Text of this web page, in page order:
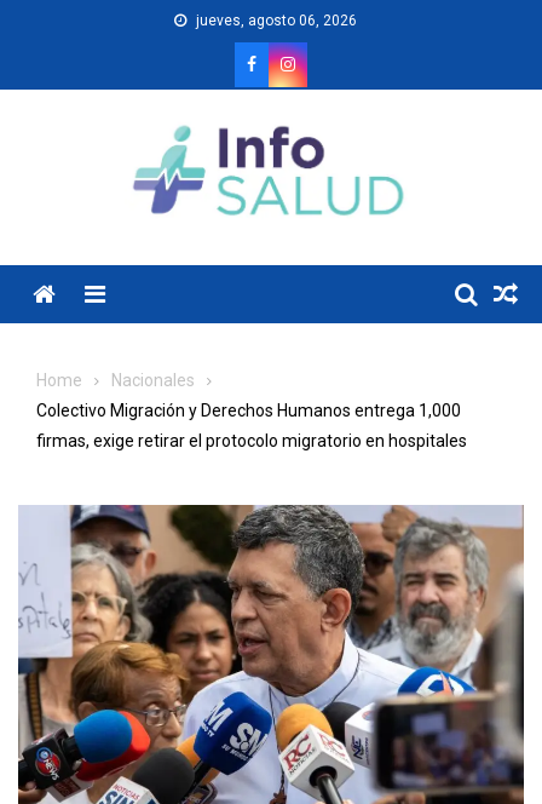
jueves, agosto 06, 2026
Menu
Home
Nacionales
Colectivo Migración y Derechos Humanos entrega 1,000
firmas, exige retirar el protocolo migratorio en hospitales